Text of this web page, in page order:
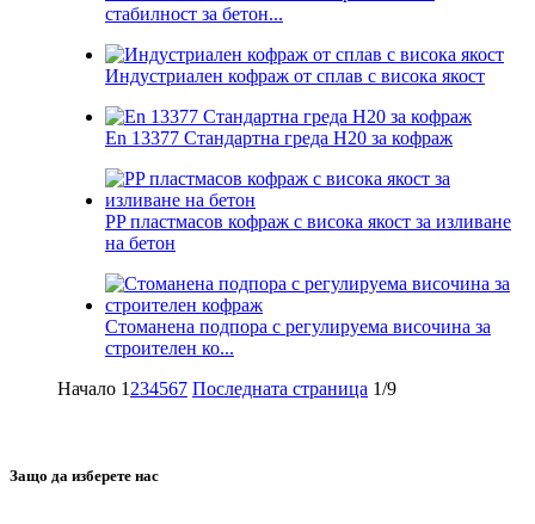
стабилност за бетон...
Индустриален кофраж от сплав с висока якост
En 13377 Стандартна греда H20 за кофраж
PP пластмасов кофраж с висока якост за изливане
на бетон
Стоманена подпора с регулируема височина за
строителен ко...
Начало 1 234567 Последната страница 1/9
Защо да изберете нас